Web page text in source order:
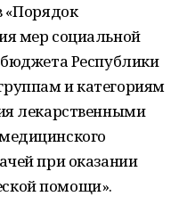
«Порядок
мер социальной
Республики
и категориям
лекарственными
при оказании
помощи».